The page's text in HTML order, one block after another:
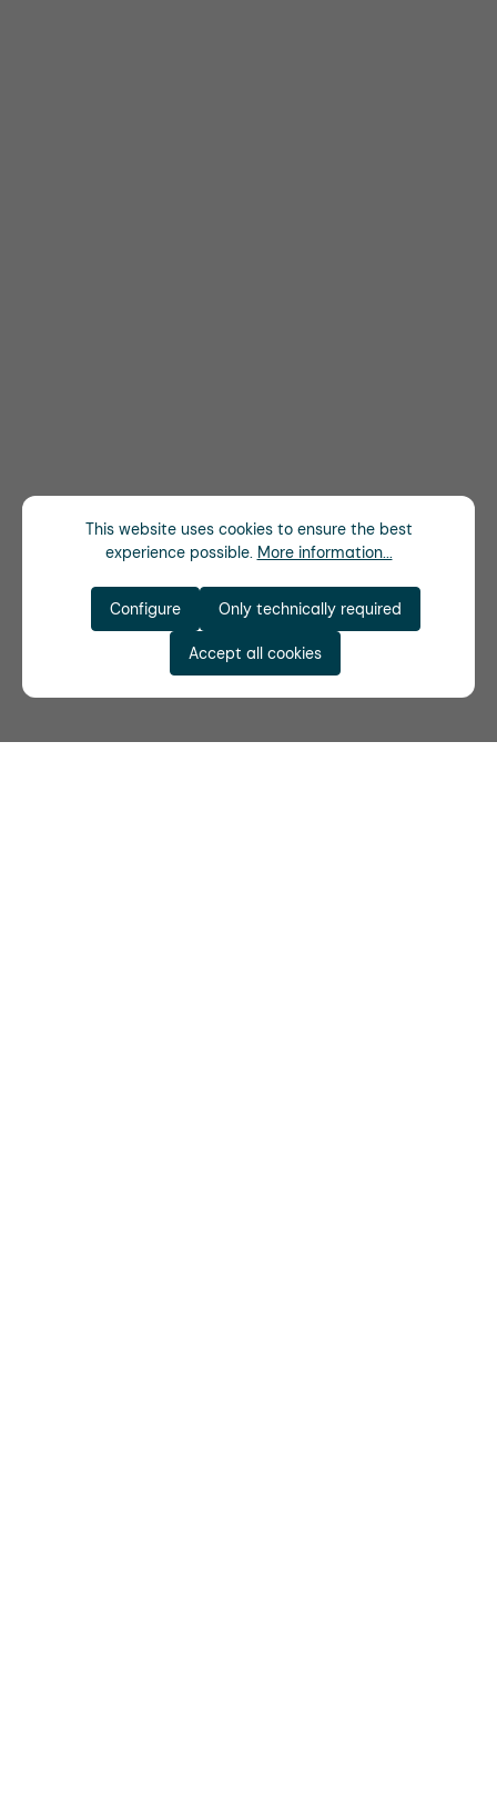
This website uses cookies to ensure the best
experience possible. More information...
Only technically required
Configure
Accept all cookies